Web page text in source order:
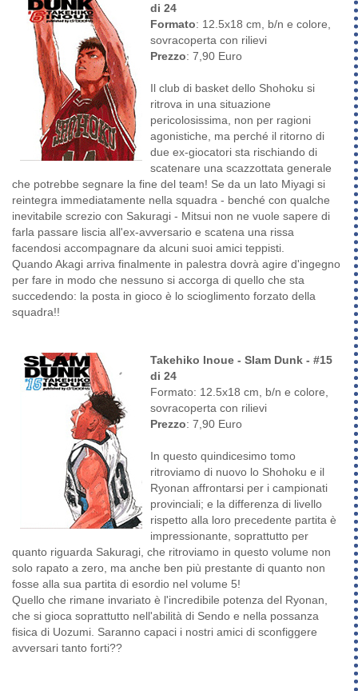
di 24
Formato: 12.5x18 cm, b/n e colore,
sovracoperta con rilievi
Prezzo: 7,90 Euro
Il club di basket dello Shohoku si
ritrova in una situazione
pericolosissima, non per ragioni
agonistiche, ma perché il ritorno di
due ex-giocatori sta rischiando di
scatenare una scazzottata generale
che potrebbe segnare la fine del team! Se da un lato Miyagi si
reintegra immediatamente nella squadra - benché con qualche
inevitabile screzio con Sakuragi - Mitsui non ne vuole sapere di
farla passare liscia all'ex-avversario e scatena una rissa
facendosi accompagnare da alcuni suoi amici teppisti.
Quando Akagi arriva finalmente in palestra dovrà agire d'ingegno
per fare in modo che nessuno si accorga di quello che sta
succedendo: la posta in gioco è lo scioglimento forzato della
squadra!!
Takehiko Inoue - Slam Dunk - #15
di 24
Formato: 12.5x18 cm, b/n e colore,
sovracoperta con rilievi
Prezzo: 7,90 Euro
In questo quindicesimo tomo
ritroviamo di nuovo lo Shohoku e il
Ryonan affrontarsi per i campionati
provinciali; e la differenza di livello
rispetto alla loro precedente partita è
impressionante, soprattutto per
quanto riguarda Sakuragi, che ritroviamo in questo volume non
solo rapato a zero, ma anche ben più prestante di quanto non
fosse alla sua partita di esordio nel volume 5!
Quello che rimane invariato è l'incredibile potenza del Ryonan,
che si gioca soprattutto nell'abilità di Sendo e nella possanza
fisica di Uozumi. Saranno capaci i nostri amici di sconfiggere
avversari tanto forti??